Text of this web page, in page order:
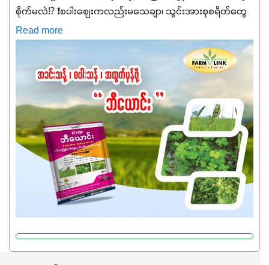
စိုက်မလဲ⁉️ ❗စပါးဈေးကလည်းမသေချာ၊ သွင်းအားစုစရိတ်တွေ
ကလည်း တက်နေတဲ့ဒီလိုအချိန်မှာ သွင်းအားစုဖိုးကို လျှော့ချပြီး
အထွက်နှုန်းကို ထိန်းထားနိုင်မှ ဦးကြီးတို့ အဆင်ပြေမှာနော် ✔️ဒါ
ကြောင့် ကိုယ်သုံးသမျှ ကိုယ့်အတွက်အကျိုးရစေမယ့်
အရည်အသွေးစိတ်ချရတဲ့ သွင်းအားစုပစ္စည်းတွေကိုပဲ ရွေးချယ်
သုံးသင့်ပါတယ်။
Read more